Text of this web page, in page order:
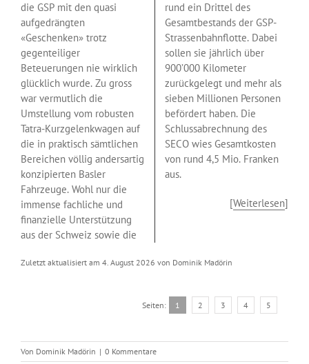
die GSP mit den quasi
aufgedrängten
«Geschenken» trotz
gegenteiliger
Beteuerungen nie wirklich
glücklich wurde. Zu gross
war vermutlich die
Umstellung vom robusten
Tatra-Kurzgelenkwagen auf
die in praktisch sämtlichen
Bereichen völlig andersartig
konzipierten Basler
Fahrzeuge. Wohl nur die
immense fachliche und
finanzielle Unterstützung
aus der Schweiz sowie die
rund ein Drittel des
Gesamtbestands der GSP-
Strassenbahnflotte. Dabei
sollen sie jährlich über
900’000 Kilometer
zurückgelegt und mehr als
sieben Millionen Personen
befördert haben. Die
Schlussabrechnung des
SECO wies Gesamtkosten
von rund 4,5 Mio. Franken
aus.
[Weiterlesen]
Zuletzt aktualisiert am 4. August 2026 von Dominik Madörin
Seiten: 1 2 3 4 5
Von Dominik Madörin | 0 Kommentare